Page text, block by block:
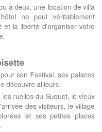
à deux, une location de villa
ne peut véritablement
et la liberté d'organiser votre
son Festival, ses palaces
découvre ailleurs.
ruelles du Suquet, le vieux
des visiteurs, le village
et ses petites places